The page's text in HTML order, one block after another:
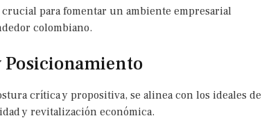
para fomentar un ambiente empresarial
colombiano.
Posicionamiento
crítica y propositiva, se alinea con los ideales de
y revitalización económica.